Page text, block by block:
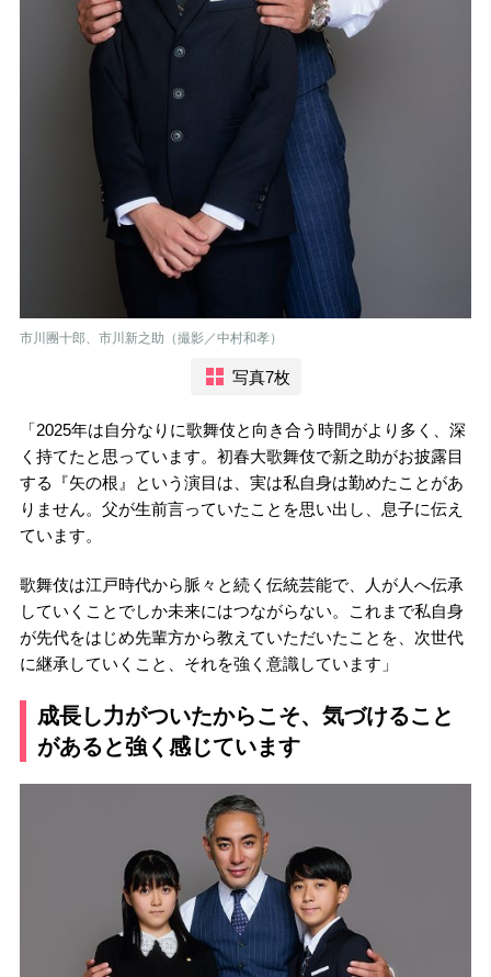
市川團十郎、市川新之助（撮影／中村和孝）
写真7枚
「2025年は自分なりに歌舞伎と向き合う時間がより多く、深
く持てたと思っています。初春大歌舞伎で新之助がお披露目
する『矢の根』という演目は、実は私自身は勤めたことがあ
りません。父が生前言っていたことを思い出し、息子に伝え
ています。
歌舞伎は江戸時代から脈々と続く伝統芸能で、人が人へ伝承
していくことでしか未来にはつながらない。これまで私自身
が先代をはじめ先輩方から教えていただいたことを、次世代
に継承していくこと、それを強く意識しています」
成長し力がついたからこそ、気づけること
があると強く感じています